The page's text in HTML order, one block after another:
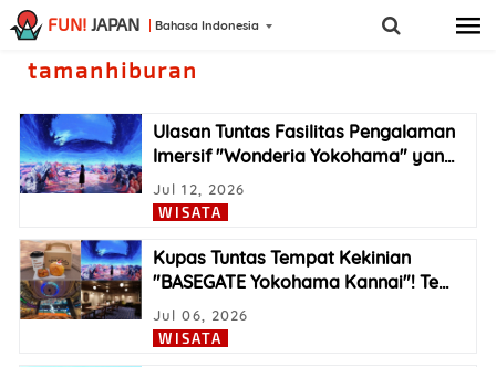
FUN! JAPAN Bahasa Indonesia
tamanhiburan
Ulasan Tuntas Fasilitas Pengalaman
Imersif "Wonderia Yokohama" yan…
WISATA
Jul 12, 2026
Kupas Tuntas Tempat Kekinian
"BASEGATE Yokohama Kannai"! Te…
WISATA
Jul 06, 2026